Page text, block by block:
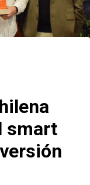
smart